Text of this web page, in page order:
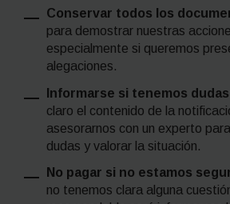
Conservar todos los
para demostrar nuestras
especialmente si queremos
alegaciones.
Informarse si tenemos
claro el contenido de la
asesorarnos con un experto
dudas y valorar la situación.
No pagar si no estamos
no tenemos clara alguna